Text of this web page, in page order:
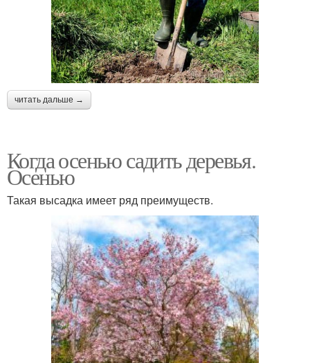
читать дальше →
Когда осенью садить деревья.
Осенью
Такая высадка имеет ряд преимуществ.